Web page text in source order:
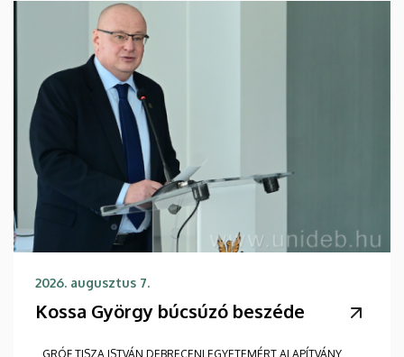
2026. augusztus 7.
Kossa György búcsúzó beszéde
GRÓF TISZA ISTVÁN DEBRECENI EGYETEMÉRT ALAPÍTVÁNY